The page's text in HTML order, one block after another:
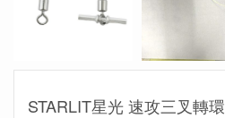
STARLIT星光 速攻三叉轉環